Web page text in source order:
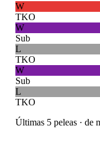
W
TKO
W
Sub
L
TKO
W
Sub
L
TKO
Últimas 5 peleas · de